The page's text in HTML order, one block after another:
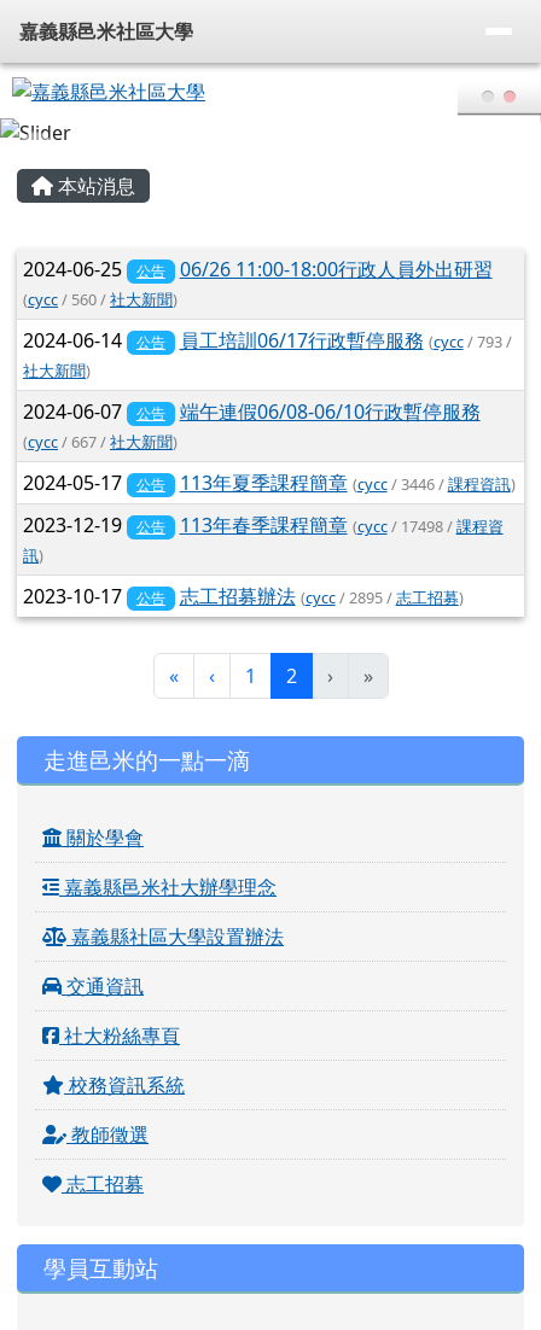
嘉義縣邑米社區大學
導覽列
嘉義縣邑米社區大學
主內容區域
本站消息
文章列表
2024-06-25 公告 06/26 11:00-18:00行政人員外出研習
(cycc/ 560 /社大新聞)
2024-06-14 公告 員工培訓06/17行政暫停服務 (cycc/ 793 /
社大新聞)
2024-06-07 公告 端午連假06/08-06/10行政暫停服務
(cycc/ 667 /社大新聞)
2024-05-17 公告 113年夏季課程簡章 (cycc/ 3446 /課程資訊)
2023-12-19 公告 113年春季課程簡章 (cycc/ 17498 /課程資
訊)
2023-10-17 公告 志工招募辦法 (cycc/ 2895 /志工招募)
«第一頁
‹上一頁
1 2(目前頁次)
› »
左邊區域內容
走進邑米的一點一滴
關於學會
嘉義縣邑米社大辦學理念
嘉義縣社區大學設置辦法
交通資訊
社大粉絲專頁
校務資訊系統
教師徵選
志工招募
學員互動站
頁尾區域